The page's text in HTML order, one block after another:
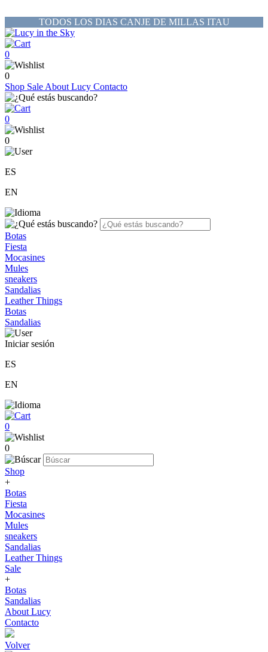
TODOS LOS DIAS CANJE DE MILLAS ITAU
0
0
Shop Sale About Lucy Contacto
0
0
ES
EN
Botas
Fiesta
Mocasines
Mules
sneakers
Sandalias
Leather Things
Botas
Sandalias
Iniciar sesión
ES
EN
0
0
Shop
+
Botas
Fiesta
Mocasines
Mules
sneakers
Sandalias
Leather Things
Sale
+
Botas
Sandalias
About Lucy
Contacto
Volver